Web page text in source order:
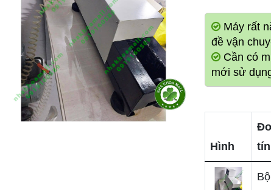
Máy rất
đề vận
Cần có
mới sử
Hình
Bộ